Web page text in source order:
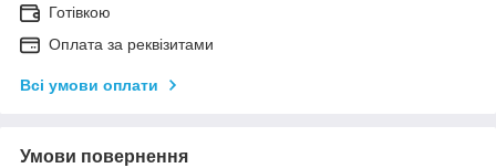
Готівкою
Оплата за реквізитами
Всі умови оплати
Умови повернення